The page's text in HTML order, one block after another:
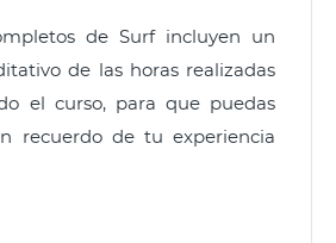
de Surf incluyen un
de las horas realizadas
el curso, para que puedas
recuerdo de tu experiencia